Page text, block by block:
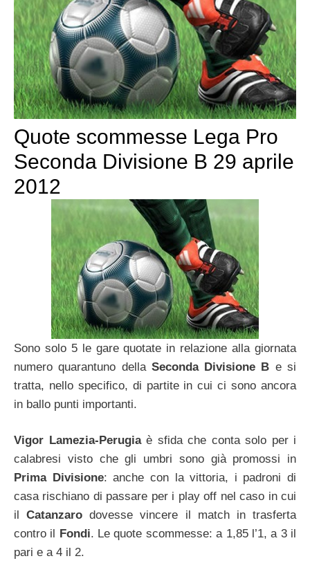
Quote scommesse Lega Pro
Seconda Divisione B 29 aprile
2012
Sono solo 5 le gare quotate in relazione alla giornata
numero quarantuno della Seconda Divisione B e si
tratta, nello specifico, di partite in cui ci sono ancora
in ballo punti importanti.
Vigor Lamezia-Perugiaè sfida che conta solo per i
calabresi visto che gli umbri sono già promossi in
Prima Divisione: anche con la vittoria, i padroni di
casa rischiano di passare per i play off nel caso in cui
ilCatanzaro dovesse vincere il match in trasferta
contro il
Fondi. Le quote scommesse: a 1,85 l’1, a 3 il
pari e a 4 il 2.